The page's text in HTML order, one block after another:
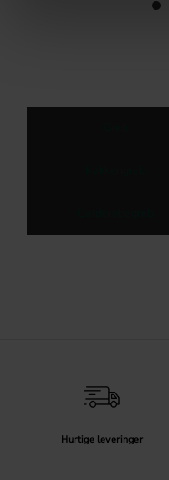
Hurtige leveringer